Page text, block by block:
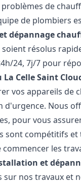
problèmes de
de plombiers
dépannage
résolus
24, 7j/7 pour
La Celle Saint
vos appareils de
Nous
pour vous
sont compétitifs
les
et
nos travaux et